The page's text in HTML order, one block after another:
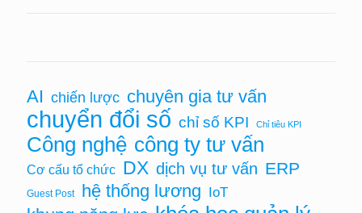
AI chiến lược chuyên gia tư vấn
chuyển đổi số chỉ số KPI Chỉ tiêu KPI
Công nghệ công ty tư vấn
Cơ cấu tổ chức DX dịch vụ tư vấn ERP
Guest Post hệ thống lương IoT